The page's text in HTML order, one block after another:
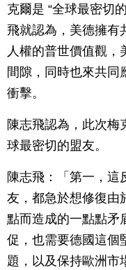
克爾是 “全球最密切
飛就認為，美德擁有
人權的普世價值觀，
間隙，同時也來共同
衝擊。
陳志飛認為，此次梅
球最密切的盟友。
陳志飛：「第一，這
友，都急於想修復由
點而造成的一點點矛
促，也需要德國這個
題，以及保持歐洲市